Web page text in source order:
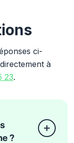
ci-
à
23.
?